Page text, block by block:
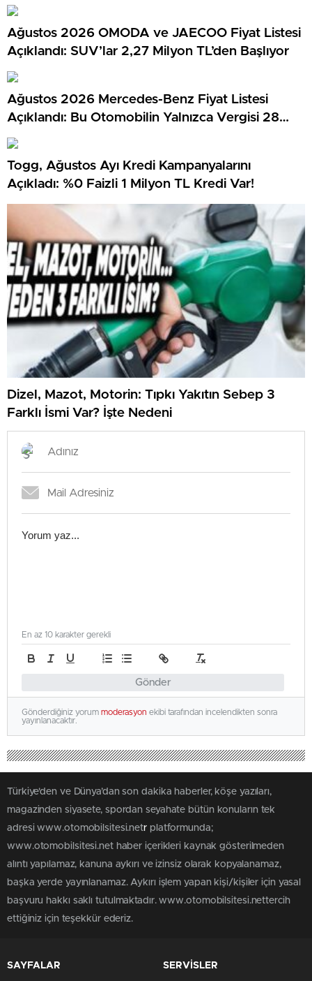
Ağustos 2026 OMODA ve JAECOO Fiyat Listesi
Açıklandı: SUV’lar 2,27 Milyon TL’den Başlıyor
Ağustos 2026 Mercedes-Benz Fiyat Listesi
Açıklandı: Bu Otomobilin Yalnızca Vergisi 28
Milyon TL…
Togg, Ağustos Ayı Kredi Kampanyalarını
Açıkladı: %0 Faizli 1 Milyon TL Kredi Var!
Dizel, Mazot, Motorin: Tıpkı Yakıtın Sebep 3
Farklı İsmi Var? İşte Nedeni
Gönder
En az 10 karakter gerekli
Gönderdiğiniz yorum moderasyon ekibi tarafından incelendikten sonra
yayınlanacaktır.
Türkiye'den ve Dünya’dan son dakika haberler, köşe yazıları,
magazinden siyasete, spordan seyahate bütün konuların tek
adresi www.otomobilsitesi.netr platformunda;
www.otomobilsitesi.net haber içerikleri kaynak gösterilmeden
alıntı yapılamaz, kanuna aykırı ve izinsiz olarak kopyalanamaz,
başka yerde yayınlanamaz. Aykırı işlem yapan kişi/kişiler için yasal
başvuru hakkı saklı tutulmaktadır. www.otomobilsitesi.nettercih
ettiğiniz için teşekkür ederiz.
SAYFALAR SERVİSLER